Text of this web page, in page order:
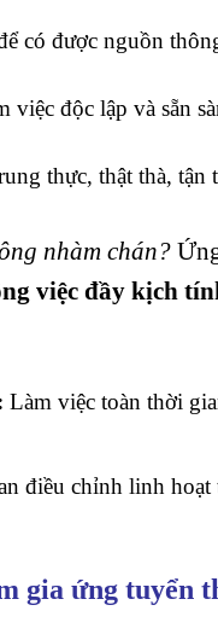
có được nguồn
việc độc lập và sẵn
thực, thật thà,
nhàm chán?
việc đầy kịch
Làm việc toàn thời
điều chỉnh linh hoạt
gia ứng tuyển